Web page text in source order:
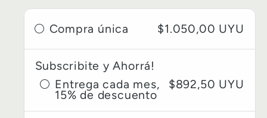
Compra única $1.050,00 UYU
Subscribite y Ahorrá!
Entrega cada mes,
15% de descuento
$892,50 UYU